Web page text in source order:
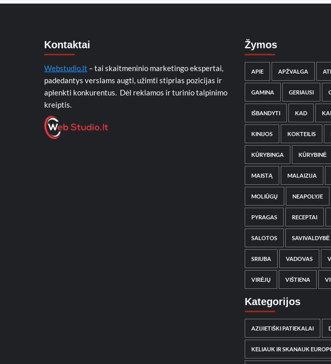
Kontaktai
Webstudio.lt – tai skaitmeninio marketingo ekspertai,
padedantys verslams augti, užimti stiprias pozicijas ir
aplenkti konkurentus. Dėl reklamos ir turinio talpinimo
kreiptis.
Žymos
APIE APŽVALGA
GAMINA GERIAUSI
IŠBANDYTI KAD
KINIJOS KOKTEILIS
KŪRYBINGA KŪRYBINĖ
MAISTĄ MALAIZIJA
MOLIŪGŲ NEAPOLYJE
PYRAGAS RECEPTAI
SALOTOS SAVIVALDYBĖ
SRIUBA VADOVAS
VIRĖJŲ VIŠTIENA
Kategorijos
AZIJIETIŠKI PATIEKALAI
KELIAUK IR SKANAUK